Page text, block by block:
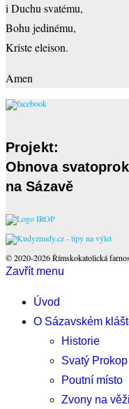
i Duchu svatému,
Bohu jedinému,
Kriste eleison.
Amen
Projekt:
Obnova
na Sázavě
© 2020-2026 Římskokatolická
Zavřít menu
Úvod
O Sázavském
Historie
Svatý Prokop
Poutní místo
Zvony na věži